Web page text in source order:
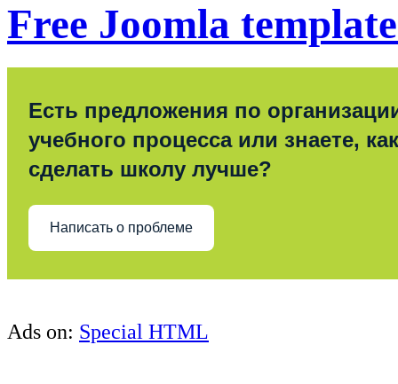
Free Joomla
Есть предложения по
учебного процесса или знаете, как
сделать школу лучше?
Написать о проблеме
Ads on: Special HTML